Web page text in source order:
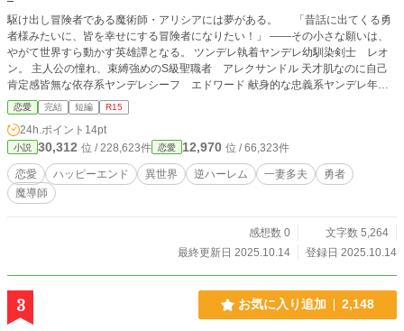
駆け出し冒険者である魔術師・アリシアには夢がある。 「昔話に出てくる勇
者様みたいに、皆を幸せにする冒険者になりたい！」 ――その小さな願いは、
やがて世界すら動かす英雄譚となる。 ツンデレ執着ヤンデレ幼馴染剣士 レオ
ン。 主人公の憧れ、束縛強めのS級聖職者 アレクサンドル 天才肌なのに自己
肯定感皆無な依存系ヤンデレシーフ エドワード 献身的な忠義系ヤンデレ年下
騎士 ギルバート 「君を手に入れられないぐらいならーー仮に共有することに
なってでも，俺達は君を諦めない」 「それなら私が全員幸せにしてみせる。全
員平等に満足するぐらい愛を注ぎながら、ね？」 彼ら4人と旅を続けるアリシア
は、世界の秘密と向き合いながら、“最強”と“愛”の意味を知っていく。 これは愛
と絆で世界を変える、とある魔導士の冒険譚。 何処までも自由な世界に生ま
れ落ちた、強く愛情深い女魔導師がパーティーメンバーである4人の男と一緒に
愛と力で世界を救う、最強の勇者に成長するお話です。 恋愛＋冒険になりま
値観が登場します。ご不安な方はご注意ください。 子供の出来方がコウノト
リ方式 多夫多妻も文化的に一般的 同性・異性婚も一般的、同性間でも子供
て誰が読むの？ 感があるのでプロローグと一話だけとりあえず投稿です とり
あえず設定考え直して同様のものいつか投稿します……！
恋愛 完結 短編 R15
24h.ポイント 14pt
小説 30,312 位 / 228,623件 恋愛 12,970 位 / 66,323件
恋愛 ハッピーエンド 異世界 逆ハーレム 一妻多夫
勇者
魔導師
感想数 0
文字数 5,264
最終更新日 2025.10.14
登録日 2025.10.14
3 お気に入り追加 2,148